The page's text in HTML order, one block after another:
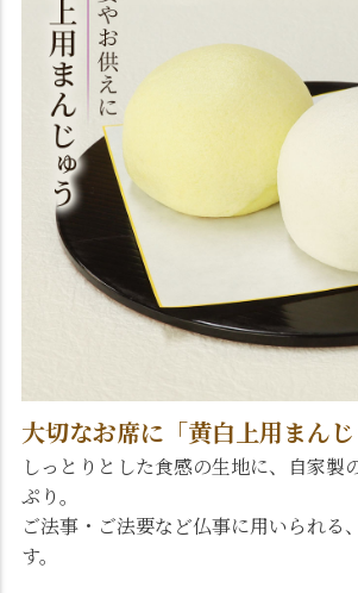
大切なお席に「黄白上用まんじ
しっとりとした食感の生地に、自家製
ぷり。
ご法事・ご法要など仏事に用いられる
す。